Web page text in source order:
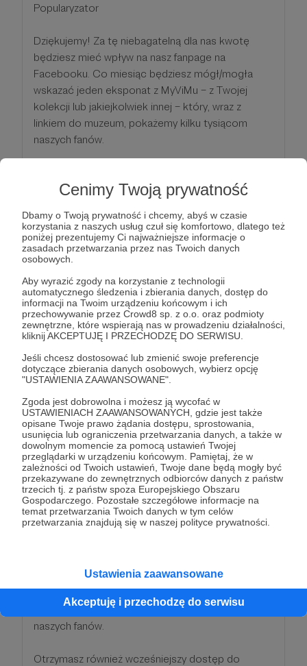
Cenimy Twoją prywatność
Dbamy o Twoją prywatność i chcemy, abyś w czasie
korzystania z naszych usług czuł się komfortowo, dlatego też
poniżej prezentujemy Ci najważniejsze informacje o
zasadach przetwarzania przez nas Twoich danych
osobowych.
Aby wyrazić zgody na korzystanie z technologii
automatycznego śledzenia i zbierania danych, dostęp do
informacji na Twoim urządzeniu końcowym i ich
przechowywanie przez Crowd8 sp. z o.o. oraz podmioty
zewnętrzne, które wspierają nas w prowadzeniu działalności,
kliknij AKCEPTUJĘ I PRZECHODZĘ DO SERWISU.
Jeśli chcesz dostosować lub zmienić swoje preferencje
dotyczące zbierania danych osobowych, wybierz opcję
"USTAWIENIA ZAAWANSOWANE".
Zgoda jest dobrowolna i możesz ją wycofać w
USTAWIENIACH ZAAWANSOWANYCH, gdzie jest także
opisane Twoje prawo żądania dostępu, sprostowania,
usunięcia lub ograniczenia przetwarzania danych, a także w
dowolnym momencie za pomocą ustawień Twojej
przeglądarki w urządzeniu końcowym. Pamiętaj, że w
zależności od Twoich ustawień, Twoje dane będą mogły być
przekazywane do zewnętrznych odbiorców danych z państw
trzecich tj. z państw spoza Europejskiego Obszaru
Gospodarczego. Pozostałe szczegółowe informacje na
temat przetwarzania Twoich danych w tym celów
przetwarzania znajdują się w naszej polityce prywatności.
Ustawienia zaawansowane
Akceptuję i przechodzę do serwisu
Popularyzator
Dziękujemy! Za tę niebagatelną dla nas kwotę
będziesz mieć wpływ na nasz fanpage na
Facebooku. Co miesiąc będziesz mógł/mogła
wskazać jeden eksponat z MyViMu – z Twojej
kolekcji lub jakiejkolwiek innej – który, wraz z
linkiem do muzeum, pokażemy kilku tysiącom
naszych fanów.
artykułów MyViMu zanim w ogóle ukażą się na
przygotowanych przez nas i naszych partnerów a
dostępnych tylko dla Patronów.
Patroni: 1
40 zł miesięcznie
Promotor
Miód płynie na nasze serca! Dziękujemy za tak
hojne wsparcie! W zamian będziesz mógł/mogła
raz na 3 miesiące wybrać jedno muzeum z całego
MyViMu, które przez miesiąc będzie promowane
na banerze na stronie głównej. Może to być Twoje
własne muzeum lub jakiekolwiek inne, które
uważasz za godne uwagi i promocji.
wskazać jeden eksponat z MyViMu – z Twojej
kolekcji lub jakiejkolwiek innej – który, wraz z
linkiem do muzeum, pokażemy kilku tysiącom
naszych fanów.
Otrzymasz również wcześniejszy dostęp do